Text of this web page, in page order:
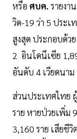
หรือ ศบค. รายงา
วิด-19 ว่า 5 ประเ
สูงสุด ประกอบด้
2 อินโดนีเซีย
อันดับ 4 เวียดนาม
ส่วนประเทศไทย
ราย หายป่วยเพิ่ม
3,160 ราย เสียชีวิ